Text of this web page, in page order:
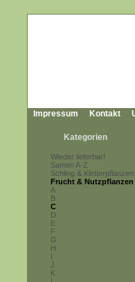
Impressum Kontakt
Kategorien
Wieder lieferbar!
Samen A-Z
Schling & Kletterpflanzen
Frucht & Nutzpflanzen
A
B
C
D
E
F
G
H
I
J
K